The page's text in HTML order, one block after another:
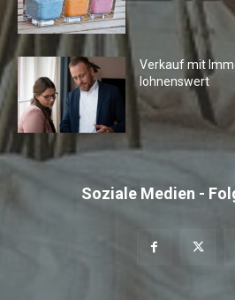
Verkauf mit
lohnenswert
Soziale Medien -